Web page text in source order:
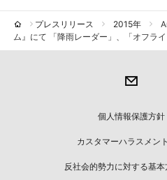
プレスリリース 2015年
ム』にて 「降雨レーダー」、「オフラ
個人情報保護方針
カスタマーハラスメン
反社会的勢力に対する基本